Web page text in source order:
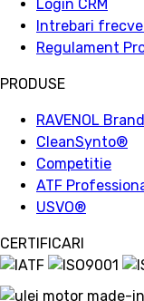
Login CRM
Intrebari
Regulament
PRODUSE
RAVENOL
CleanSynto®
Competitie
ATF
USVO®
CERTIFICARI